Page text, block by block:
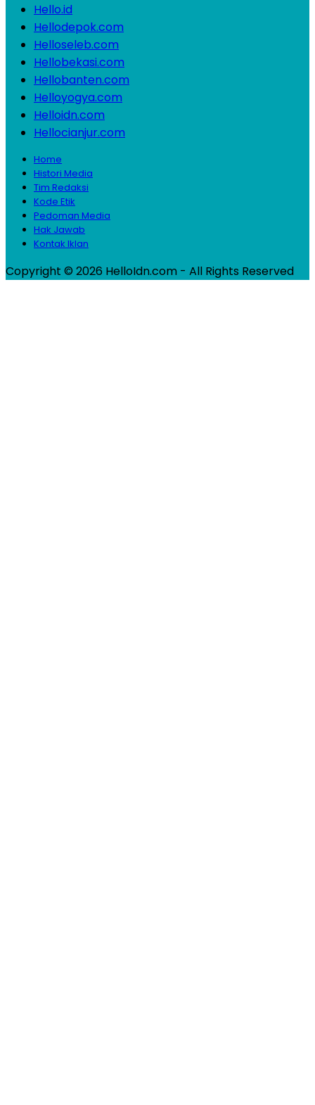
Hello.id
Hellodepok.com
Helloseleb.com
Hellobekasi.com
Hellobanten.com
Helloyogya.com
Helloidn.com
Hellocianjur.com
Home
Histori Media
Tim Redaksi
Kode Etik
Pedoman Media
Hak Jawab
Kontak Iklan
Copyright © 2026 HelloIdn.com - All Rights Reserved